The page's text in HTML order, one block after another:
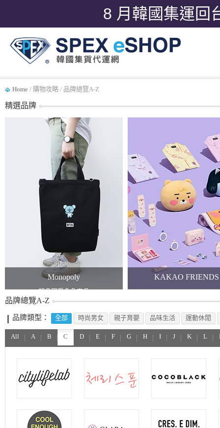
8 月韓國集運回
Home / 購物攻略 / 品牌總覽A-Z
精選品牌
Monopoly
超多可愛角色商品
KAKAO FRIENDS
KAKAO x TWICE
品牌總覽A-Z
品牌類型： 全部 時尚男女 親子育嬰 品味生活 運動休閒
All A B C D E F G H I J K L